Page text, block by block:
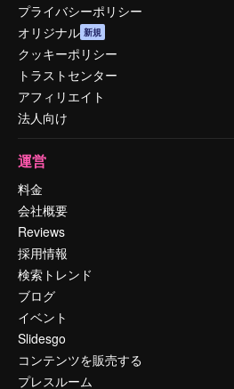
プライバシーポリシー
オリジナル 新規
クッキーポリシー
トラストセンター
アフィリエイト
法人向け
運営
料金
会社概要
Reviews
採用情報
検索トレンド
ブログ
イベント
Slidesgo
コンテンツを販売する
プレスルーム